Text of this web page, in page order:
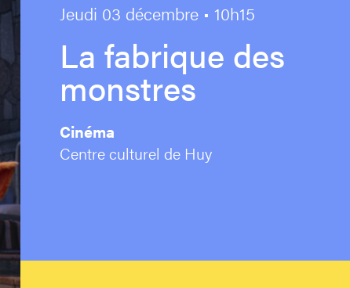
Jeudi 03 décembre • 10h15
La fabrique des
monstres
Cinéma
Centre culturel de Huy